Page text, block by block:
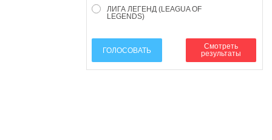
ЛИГА ЛЕГЕНД (LEAGUA OF
LEGENDS)
ГОЛОСОВАТЬ
Смотреть
результаты